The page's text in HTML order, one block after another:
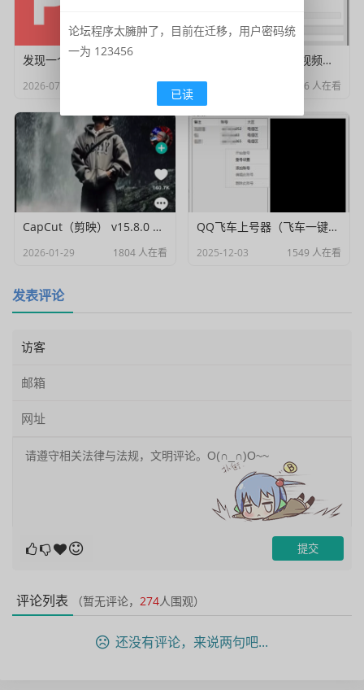
2026-07-03 537 人在看
Muxer：10MB 极简视频字幕批量封装工具 (单文件/绿色版)
2026-03-06 1816 人在看
CapCut（剪映） v15.8.0 国际高级会员解锁破解版
2026-01-29 1804 人在看
QQ飞车上号器（飞车一键登号器）V1.0
2025-12-03 1549 人在看
发表评论
评论列表 （暂无评论， 274人围观）
还没有评论，来说两句吧...
论坛程序太臃肿了，目前在迁移，用户密码统
一为 123456
已读